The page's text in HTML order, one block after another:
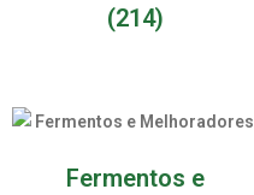
(214)
Fermentos e